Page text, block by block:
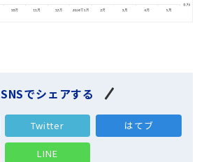
SNSでシェアする
Twitter はてブ
LINE